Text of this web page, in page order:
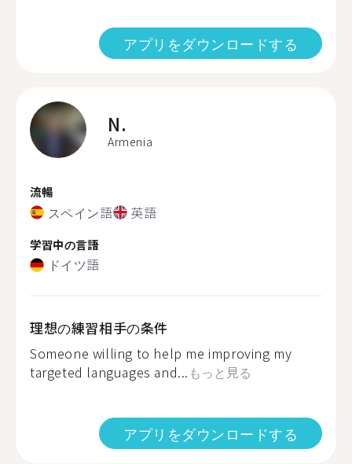
アプリをダウンロードする
N.
Armenia
流暢
スペイン語 英語
学習中の言語
ドイツ語
理想の練習相手の条件
Someone willing to help me improving my
targeted languages and... もっと見る
アプリをダウンロードする